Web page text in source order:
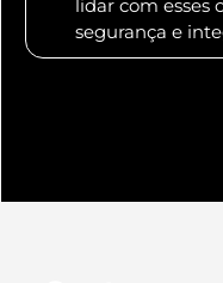
lidar com esses
segurança e